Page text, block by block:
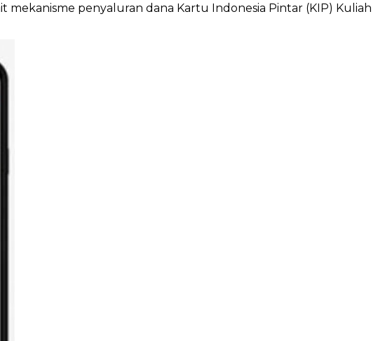
mekanisme penyaluran dana Kartu Indonesia Pintar (KIP) Kuliah